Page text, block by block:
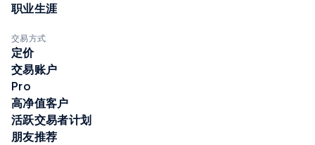
职业生涯
交易方式
定价
交易账户
Pro
高净值客户
活跃交易者计划
朋友推荐